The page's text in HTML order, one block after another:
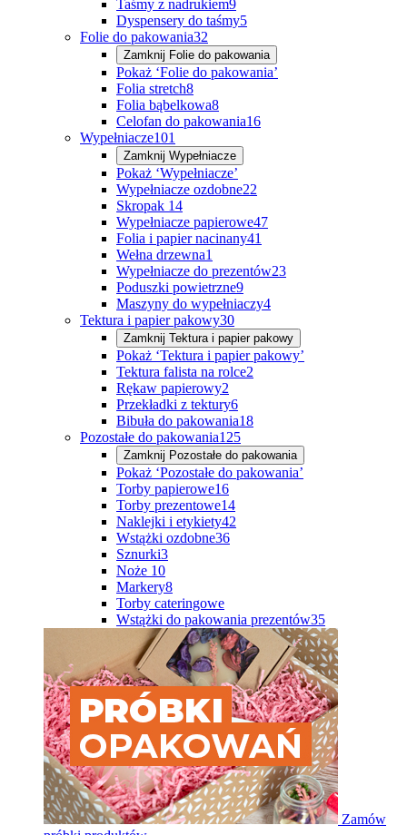
Taśmy z nadrukiem9
Dyspensery do taśmy5
Folie do pakowania32
Zamknij Folie do pakowania
Pokaż ‘Folie do pakowania’
Folia stretch8
Folia bąbelkowa8
Celofan do pakowania16
Wypełniacze101
Zamknij Wypełniacze
Pokaż ‘Wypełniacze’
Wypełniacze ozdobne22
Skropak 14
Wypełniacze papierowe47
Folia i papier nacinany41
Wełna drzewna1
Wypełniacze do prezentów23
Poduszki powietrzne9
Maszyny do wypełniaczy4
Tektura i papier pakowy30
Zamknij Tektura i papier pakowy
Pokaż ‘Tektura i papier pakowy’
Tektura falista na rolce2
Rękaw papierowy2
Przekładki z tektury6
Bibuła do pakowania18
Pozostałe do pakowania125
Zamknij Pozostałe do pakowania
Pokaż ‘Pozostałe do pakowania’
Torby papierowe16
Torby prezentowe14
Naklejki i etykiety42
Wstążki ozdobne36
Sznurki3
Noże 10
Markery8
Torby cateringowe
Wstążki do pakowania prezentów35
Zamów